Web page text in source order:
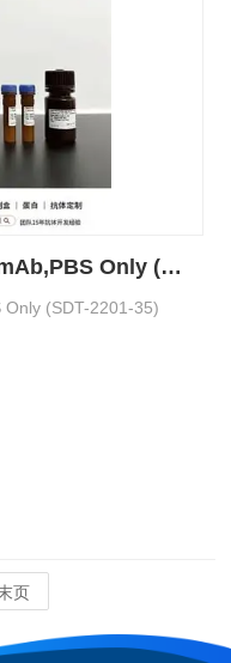
ZP3 Recombinant Rabbit mAb,PBS Only (SDT-2201-35)
(SDT-2201-35)
页